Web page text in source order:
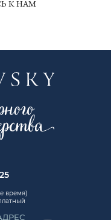
К НАМ
время)